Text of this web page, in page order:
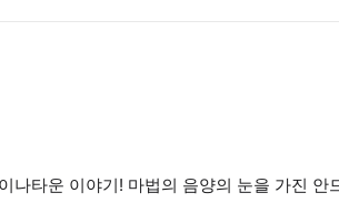
나타운 이야기! 마법의 음양의 눈을 가진 안